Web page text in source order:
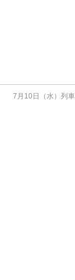
7月10日（水）列